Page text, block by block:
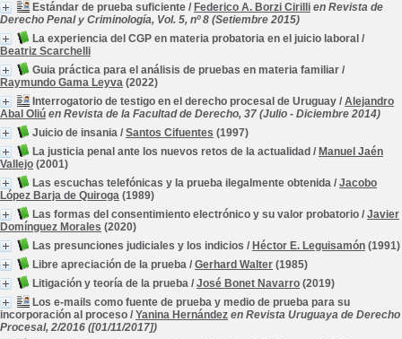
Estándar de prueba suficiente / Federico A. Borzi Cirilli en Revista de
Derecho Penal y Criminología, Vol. 5, nº 8 (Setiembre 2015)
La experiencia del CGP en materia probatoria en el juicio laboral /
Beatriz Scarchelli
Guia práctica para el análisis de pruebas en materia familiar /
Raymundo Gama Leyva (2022)
Interrogatorio de testigo en el derecho procesal de Uruguay / Alejandro
Abal Oliú en Revista de la Facultad de Derecho, 37 (Julio - Diciembre 2014)
Juicio de insania / Santos Cifuentes (1997)
La justicia penal ante los nuevos retos de la actualidad / Manuel Jaén
Vallejo (2001)
Las escuchas telefónicas y la prueba ilegalmente obtenida / Jacobo
López Barja de Quiroga (1989)
Las formas del consentimiento electrónico y su valor probatorio / Javier
Domínguez Morales (2020)
Las presunciones judiciales y los indicios / Héctor E. Leguisamón (1991)
Libre apreciación de la prueba / Gerhard Walter (1985)
Litigación y teoría de la prueba / José Bonet Navarro (2019)
Los e-mails como fuente de prueba y medio de prueba para su
incorporación al proceso / Yanina Hernández en Revista Uruguaya de Derecho
Procesal, 2/2016 ([01/11/2017])